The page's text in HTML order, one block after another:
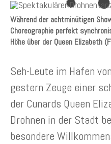
Während der achtminütigen
Choreographie perfekt
Höhe über der Queen Elizabeth
Seh-Leute im Hafen
gestern Zeuge einer
der Cunards Queen
Drohnen in der Stadt
besondere